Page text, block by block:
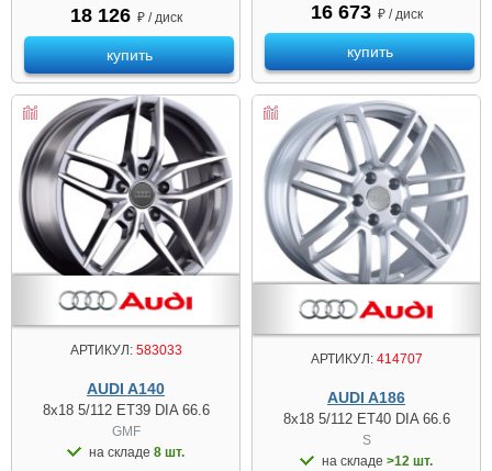
18 126 ₽ / диск
купить
16 673 ₽ / диск
купить
АРТИКУЛ:583033
AUDI A140
8x18 5/112 ET39 DIA 66.6
GMF
на складе 8 шт.
АРТИКУЛ:414707
AUDI A186
8x18 5/112 ET40 DIA 66.6
S
на складе >12 шт.